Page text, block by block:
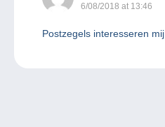
6/08/2018 at 13:46
Postzegels interesseren mij